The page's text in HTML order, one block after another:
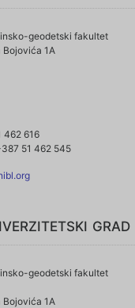
geodetski fakultet
Bojovića 1A
462 616
51 462 545
grad
geodetski fakultet
Bojovića 1A